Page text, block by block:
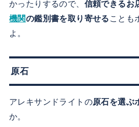
かったりするので、 信頼できるお
機関の鑑別書を取り寄せる ことも
よ。
原石
アレキサンドライトの原石を選ぶ
か。